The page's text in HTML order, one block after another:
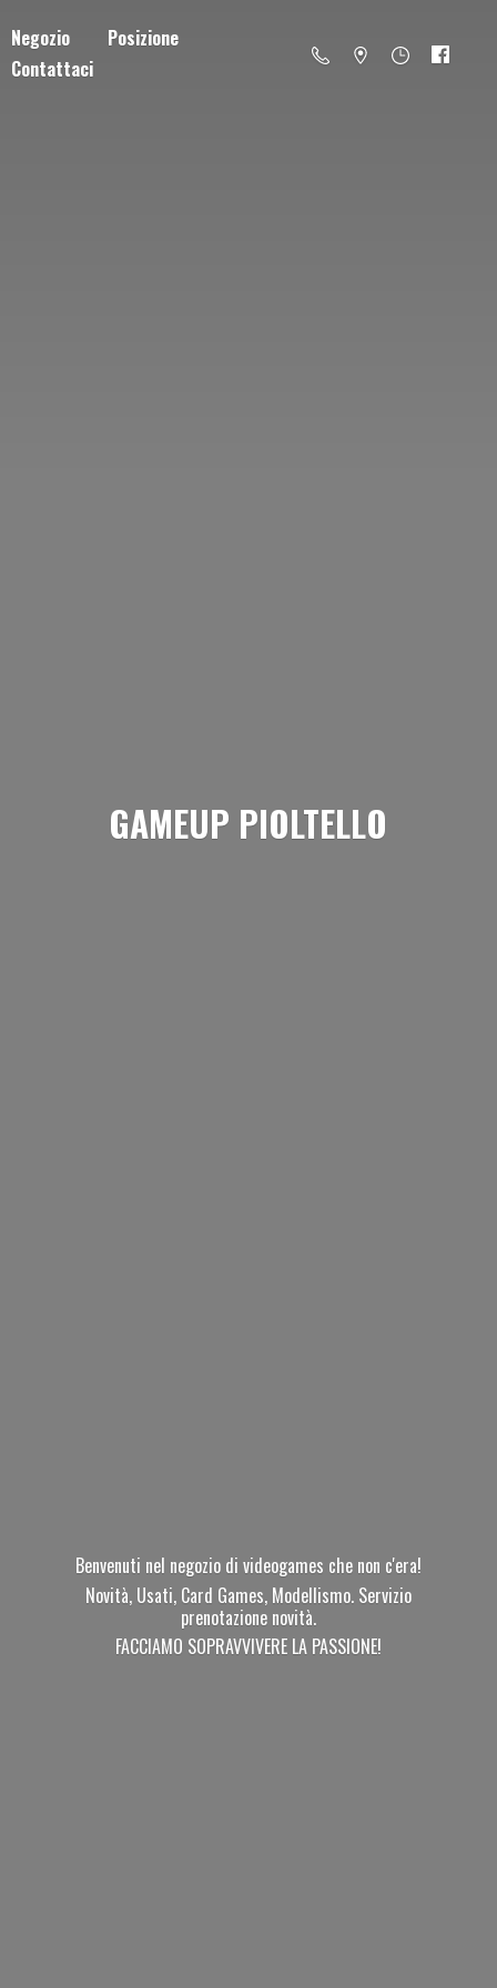
Negozio
Posizione
Contattaci
GAMEUP PIOLTELLO
Benvenuti nel negozio di videogames che non c'era!
Novità, Usati, Card Games, Modellismo. Servizio
prenotazione novità.
FACCIAMO SOPRAVVIVERE LA PASSIONE!